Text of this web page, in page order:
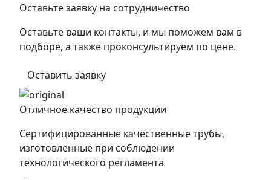
Оставьте заявку на сотрудничество
Оставьте ваши контакты, и мы поможем вам в
подборе, а также проконсультируем по цене.
Оставить заявку
Отличное качество продукции
Сертифицированные качественные трубы,
изготовленные при соблюдении
технологического регламента